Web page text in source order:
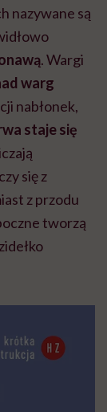
nazywane są
. Wargi
warg
nabłonek,
staje się
się z
z przodu
tworzą